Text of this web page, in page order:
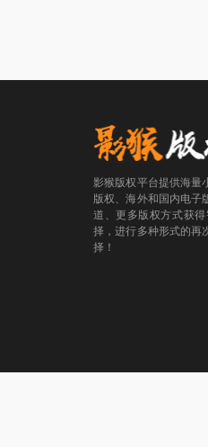
影猴版权平台提供海量
版权、海外和国内电子
道、更多版权方式获
择，进行多种形式的再
择！